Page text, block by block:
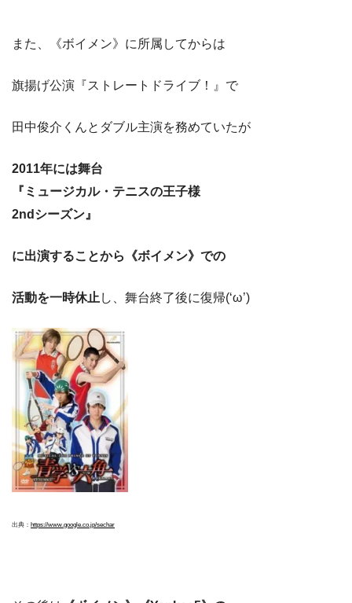
また、《ボイメン》に所属してからは
旗揚げ公演『ストレートドライブ！』で
田中俊介くんとダブル主演を務めていたが
2011年には舞台
『ミュージカル・テニスの王子様
2ndシーズン』
に出演することから《ボイメン》での
活動を一時休止 し、舞台終了後に復帰(‘ω’)
出典： https://www.google.co.jp/sechar